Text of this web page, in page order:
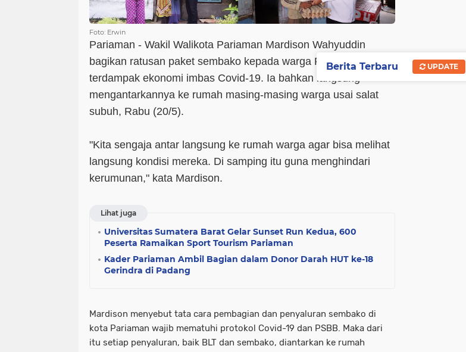
Foto: Erwin
Pariaman - Wakil Walikota Pariaman Mardison Wahyuddin
bagikan ratusan paket sembako kepada warga Pariaman yang
terdampak ekonomi imbas Covid-19. Ia bahkan langsung
mengantarkannya ke rumah masing-masing warga usai salat
subuh, Rabu (20/5).
"Kita sengaja antar langsung ke rumah warga agar bisa melihat
langsung kondisi mereka. Di samping itu guna menghindari
kerumunan," kata Mardison.
Lihat juga
Universitas Sumatera Barat Gelar Sunset Run Kedua, 600
Peserta Ramaikan Sport Tourism Pariaman
Kader Pariaman Ambil Bagian dalam Donor Darah HUT ke-18
Gerindra di Padang
Mardison menyebut tata cara pembagian dan penyaluran sembako di
kota Pariaman wajib mematuhi protokol Covid-19 dan PSBB. Maka dari
itu setiap penyaluran, baik BLT dan sembako, diantarkan ke rumah
Berita Terbaru UPDATE